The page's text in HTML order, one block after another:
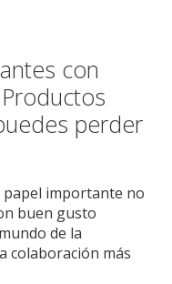
con
perder
papel importante no
buen gusto
de la
colaboración más